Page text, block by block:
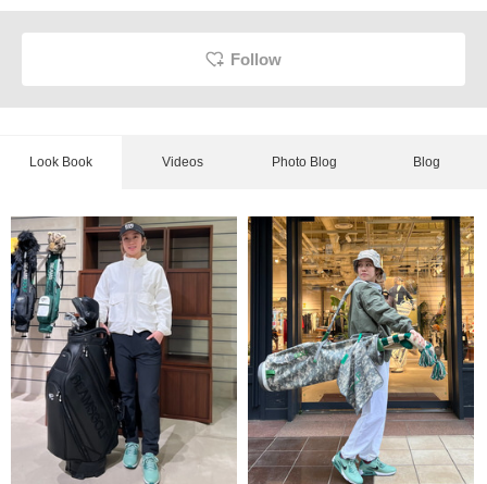
Follow
Look Book Videos Photo Blog Blog